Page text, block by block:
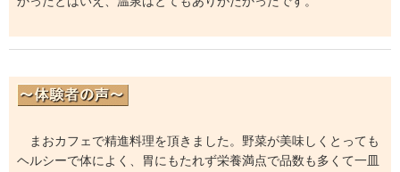
まおカフェで精進料理を頂きました。野菜が美味しくとっても
ヘルシーで体によく、胃にもたれず栄養満点で品数も多くて一皿